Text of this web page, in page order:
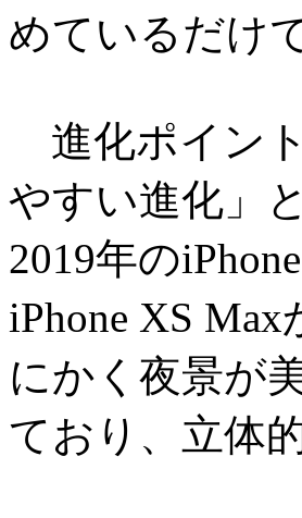
めているだけ
進化ポイン
やすい進化」
2019年の
iPhone XS
にかく夜景が
ており、立体